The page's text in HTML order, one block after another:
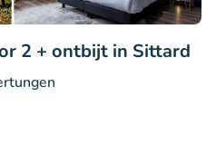
2 + ontbijt in Sittard